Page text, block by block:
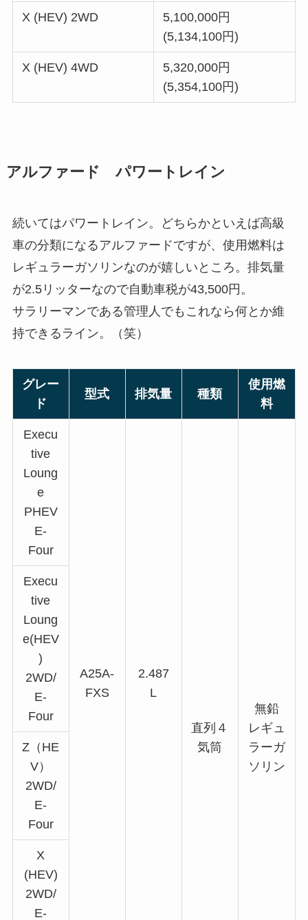
X (HEV) 2WD
5,100,000円
(5,134,100円)
X (HEV) 4WD
5,320,000円
(5,354,100円)
アルファード パワートレイン
続いてはパワートレイン。どちらかといえば高級
車の分類になるアルファードですが、使用燃料は
レギュラーガソリンなのが嬉しいところ。排気量
が2.5リッターなので自動車税が43,500円。
サラリーマンである管理人でもこれなら何とか維
持できるライン。（笑）
グレー
ド
型式 排気量 種類
使用燃
料
Execu
tive
Loung
e
PHEV
E-
Four
A25A-
FXS
2.487
L
直列４
気筒
無鉛
レギュ
ラーガ
ソリン
Execu
tive
Loung
e(HEV
)
2WD/
E-
Four
Z（HE
V）
2WD/
E-
Four
X
(HEV)
2WD/
E-